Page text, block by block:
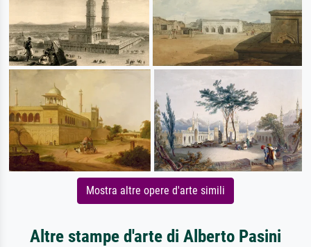
Mostra altre opere d'arte simili
Altre stampe d'arte di Alberto Pasini